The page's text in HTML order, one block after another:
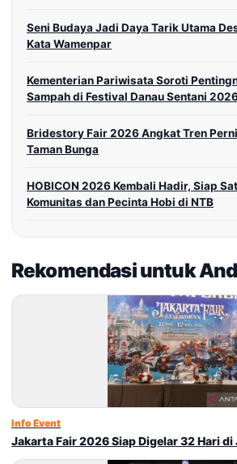
Seni Budaya Jadi Daya Tarik Utama
Kata Wamenpar
Kementerian Pariwisata Soroti
Sampah di Festival Danau Sentani
Bridestory Fair 2026 Angkat Tren
Taman Bunga
HOBICON 2026 Kembali Hadir, Siap
Komunitas dan Pecinta Hobi di NTB
Rekomendasi untuk
Info Event
Jakarta Fair 2026 Siap Digelar 32 Hari di